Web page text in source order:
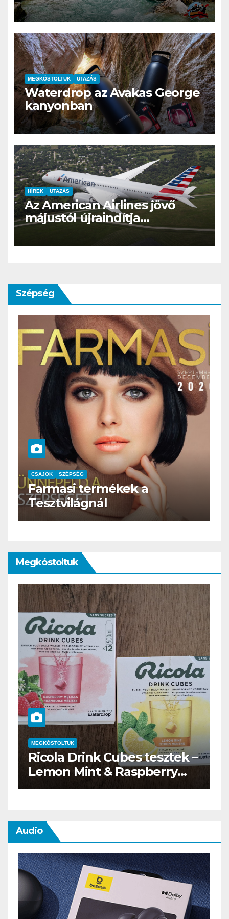
kértek volna még egy kört
MEGKÓSTOLTUK UTAZÁS
Waterdrop az Avakas George
kanyonban
HÍREK UTAZÁS
Az American Airlines jövő
májustól újraindítja
Budapest–Philadelphia
járatát
Szépség
CSAJOK SZÉPSÉG
HERBioticum
Megkóstoltuk
MEGKÓSTOLTUK
Waterdrop üdítő kapszula
teszt
Audio